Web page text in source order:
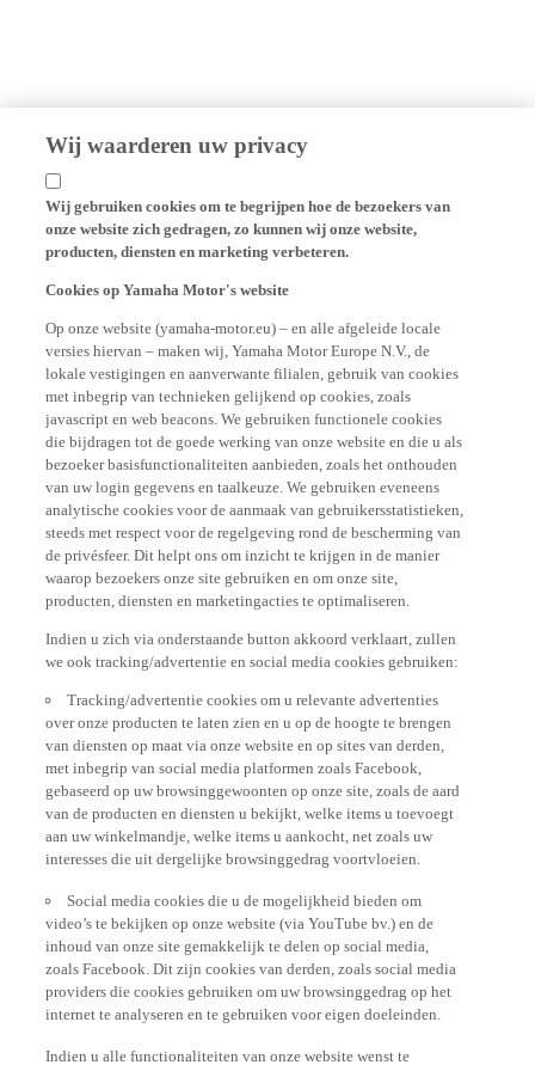
Wij waarderen uw privacy
Wij gebruiken cookies om te begrijpen hoe de bezoekers van
onze website zich gedragen, zo kunnen wij onze website,
producten, diensten en marketing verbeteren.
Cookies op Yamaha Motor's website
Op onze website (yamaha-motor.eu) – en alle afgeleide locale
versies hiervan – maken wij, Yamaha Motor Europe N.V., de
lokale vestigingen en aanverwante filialen, gebruik van cookies
met inbegrip van technieken gelijkend op cookies, zoals
javascript en web beacons. We gebruiken functionele cookies
die bijdragen tot de goede werking van onze website en die u als
bezoeker basisfunctionaliteiten aanbieden, zoals het onthouden
van uw login gegevens en taalkeuze. We gebruiken eveneens
analytische cookies voor de aanmaak van gebruikersstatistieken,
steeds met respect voor de regelgeving rond de bescherming van
de privésfeer. Dit helpt ons om inzicht te krijgen in de manier
waarop bezoekers onze site gebruiken en om onze site,
producten, diensten en marketingacties te optimaliseren.
Indien u zich via onderstaande button akkoord verklaart, zullen
we ook tracking/advertentie en social media cookies gebruiken:
Tracking/advertentie cookies om u relevante advertenties
over onze producten te laten zien en u op de hoogte te brengen
van diensten op maat via onze website en op sites van derden,
met inbegrip van social media platformen zoals Facebook,
gebaseerd op uw browsinggewoonten op onze site, zoals de aard
van de producten en diensten u bekijkt, welke items u toevoegt
aan uw winkelmandje, welke items u aankocht, net zoals uw
interesses die uit dergelijke browsinggedrag voortvloeien.
Social media cookies die u de mogelijkheid bieden om
video’s te bekijken op onze website (via YouTube bv.) en de
inhoud van onze site gemakkelijk te delen op social media,
zoals Facebook. Dit zijn cookies van derden, zoals social media
providers die cookies gebruiken om uw browsinggedrag op het
internet te analyseren en te gebruiken voor eigen doeleinden.
Indien u alle functionaliteiten van onze website wenst te